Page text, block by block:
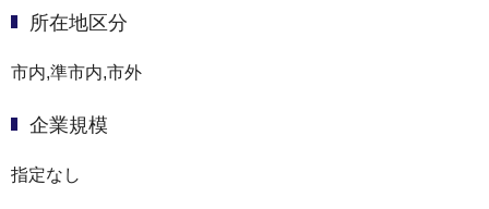
所在地区分
市内,準市内,市外
企業規模
指定なし